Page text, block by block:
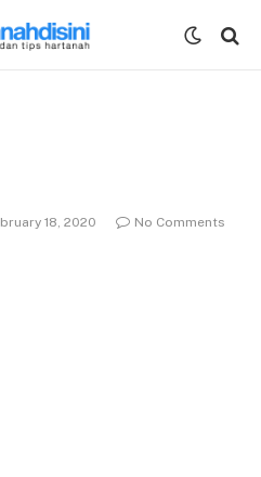
18, 2020
No Comments